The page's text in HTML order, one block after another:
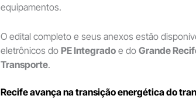
equipamentos.
O edital completo e seus anexos estão
eletrônicos do PE Integrado e do Grande
Transporte.
Recife avança na transição energética do